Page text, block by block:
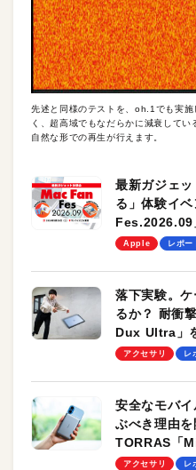
先述と同様のテストを、oh.1でも実
く、超高域でもなだらかに減衰して
自然な形での再生が行えます。
最新ガジェ
る」体験イ
Fes.2026.09
します！
Apple レポー
落下実験。
るか？ 耐衝
Dux Ultra」
のモバイル
アクセサリ レ
安全なモバ
ぶべき理由を
TORRAS「
ーも
アクセサリ レ